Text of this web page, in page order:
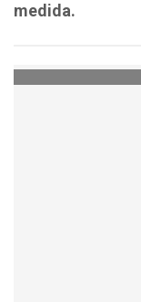
medida.